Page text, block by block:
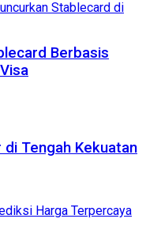
Berbasis
Tengah Kekuatan